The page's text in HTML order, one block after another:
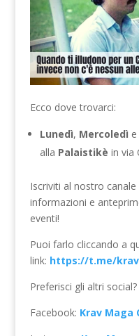
Ecco dove trovarci:
Lunedì, Mercoledì e
alla Palaistikè in via
Iscriviti al nostro
informazioni e
eventi!
Puoi farlo cliccando a
link: https://t.me/
Preferisci gli altri social?
Facebook: Krav Maga